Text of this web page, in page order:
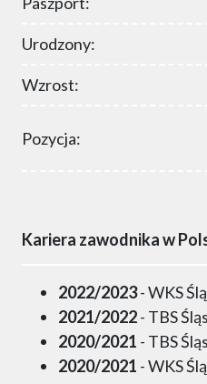
Urodzony:
Wzrost:
Pozycja:
Kariera zawodnika w
2022/2023- WKS
2021/2022- TBS
2020/2021 - TBS
2020/2021 - WKS